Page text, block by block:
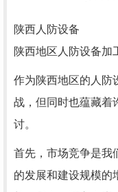
陕西人防设备
陕西地区人防设备加
作为陕西地区的人防
战，但同时也蕴藏着
讨。
首先，市场竞争是我
的发展和建设规模的